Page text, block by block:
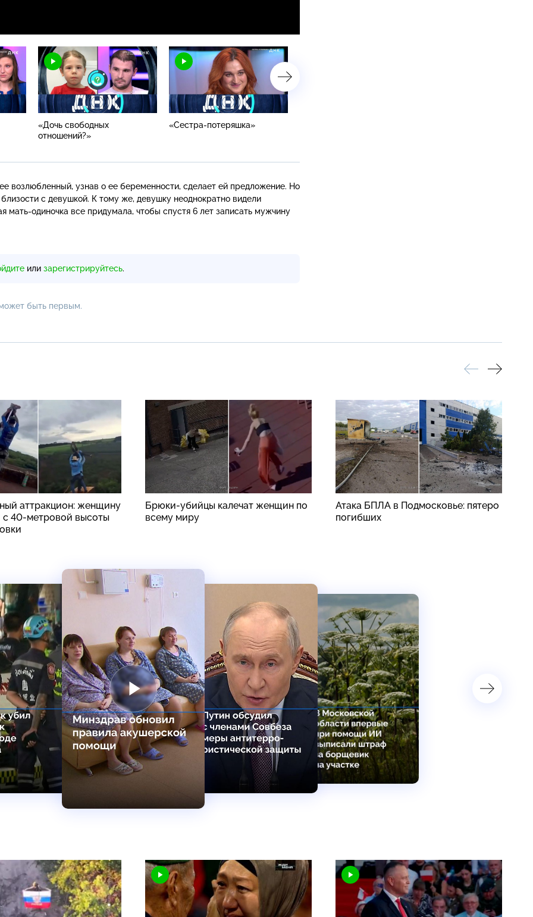
«Дочь свободных
отношений?»
«Сестра-потеряшка»
возлюбленный, узнав о ее беременности, сделает ей предложение. Но
с девушкой. К тому же, девушку неоднократно видели
мать-одиночка все придумала, чтобы спустя 6 лет записать мужчину
или зарегистрируйтесь.
быть первым.
аттракцион: женщину
с 40-метровой высоты
Брюки-убийцы калечат женщин по
всему миру
Атака БПЛА в Подмосковье: пятеро
погибших